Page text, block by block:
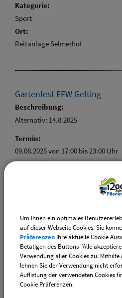
Kategorie:
Sport
Ort:
Reitanlage Selmerhof
Gartenfest FFW Gelting
Beschreibung:
Alternativ: 14.8.2025
Termin:
09.08.2025 von 17:00 bis 23:00 Uhr
Kategorie:
Weiterführende Links
Vereinsangebote speziell für
Diese Vereine bieten
Leute an.
Um Ihnen ein optimales
auf dieser Webseite Cookies. Sie
Präferenzen Ihre aktuelle Cookie
Betätigen des Buttons "Alle
Verwendung aller Cookies zu.
lehnen Sie der Verwendung nicht
Auflistung der verwendeten Cookies
Cookie Präferenzen.